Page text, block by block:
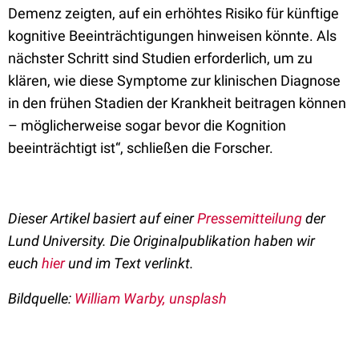
Demenz zeigten, auf ein erhöhtes Risiko für künftige
kognitive Beeinträchtigungen hinweisen könnte. Als
nächster Schritt sind Studien erforderlich, um zu
klären, wie diese Symptome zur klinischen Diagnose
in den frühen Stadien der Krankheit beitragen können
– möglicherweise sogar bevor die Kognition
beeinträchtigt ist“, schließen die Forscher.
Dieser Artikel basiert auf einerPressemitteilungder
Lund University. Die Originalpublikation haben wir
euch hierund im Text verlinkt.
Bildquelle: William Warby, unsplash